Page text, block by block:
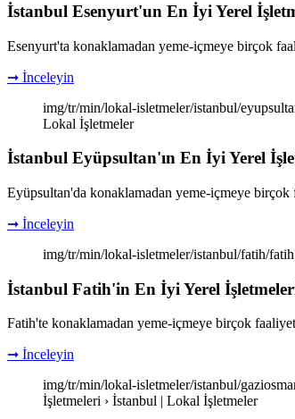
İstanbul Esenyurt'un En İyi Yerel
Esenyurt'ta konaklamadan yeme-içmeye birçok
➞ İnceleyin
img/tr/min/lokal-isletmeler/istanbul/
Lokal İşletmeler
İstanbul Eyüpsultan'ın En İyi Yerel
Eyüpsultan'da konaklamadan yeme-içmeye
➞ İnceleyin
img/tr/min/lokal-isletmeler/istanbul/fatih/
İstanbul Fatih'in En İyi Yerel
Fatih'te konaklamadan yeme-içmeye birçok
➞ İnceleyin
img/tr/min/lokal-isletmeler/istanbul/
İşletmeleri › İstanbul | Lokal İşletmeler